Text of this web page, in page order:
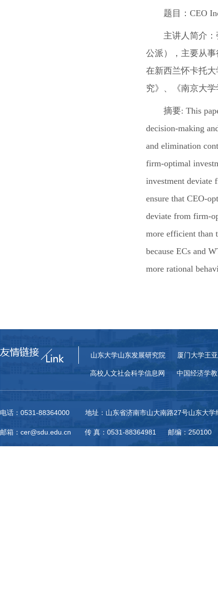
题目： CEO
主讲人简介：
公派），主要从
在新西兰怀卡托
究》、《南京大
摘要: This
decision-making
and elimination
firm-optimal
investment deviate
ensure that CEO-
deviate from firm-
more efficient than
because ECs and
more rational
山东大学山东发展研究院 厦门大学王
高校人文社会科学信息网 中国经济学
电话：0531-88364000 地址：山东省济南市山大南路27号山东大学
邮箱：cer@sdu.edu.cn 传 真：0531-88364981 邮编：250100